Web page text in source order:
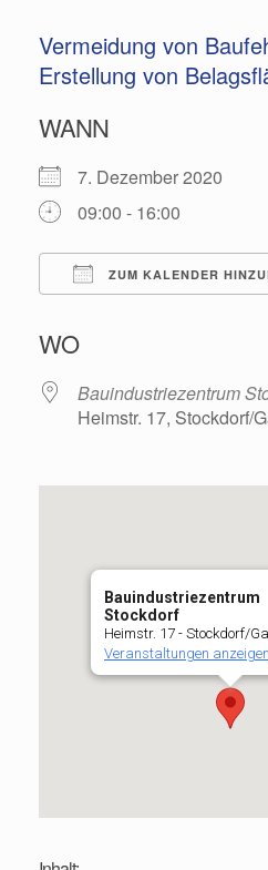
Vermeidung von
Erstellung von
WANN
7. Dezember 2020
09:00 - 16:00
ZUM KALENDER
WO
Bauindustriezentrum
Heimstr. 17, Stockdorf/
Bauindustriezentrum
Stockdorf
Heimstr. 17 - Stockdorf/
Veranstaltungen anzeigen